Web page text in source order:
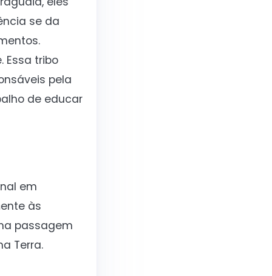
se da
Essa tribo
pela
de educar
em
às
passagem
Terra.